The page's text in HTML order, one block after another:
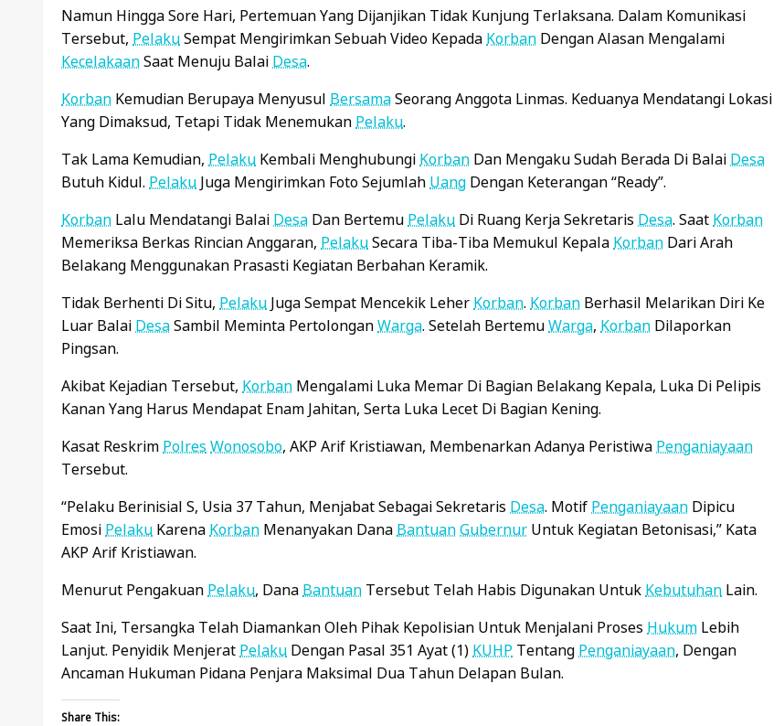
Namun Hingga Sore Hari, Pertemuan Yang Dijanjikan Tidak Kunjung Terlaksana. Dalam Komunikasi
Tersebut, PelakuSempat Mengirimkan Sebuah Video Kepada Korban Dengan Alasan Mengalami
KecelakaanSaat Menuju Balai Desa.
Korban Kemudian Berupaya Menyusul BersamaSeorang Anggota Linmas. Keduanya Mendatangi Lokasi
Yang Dimaksud, Tetapi Tidak Menemukan Pelaku.
Tak Lama Kemudian, Pelaku Kembali Menghubungi Korban Dan Mengaku Sudah Berada Di Balai Desa
Butuh Kidul. Pelaku Juga Mengirimkan Foto Sejumlah Uang Dengan Keterangan “ready”.
Korban Lalu Mendatangi Balai Desa Dan Bertemu Pelaku Di Ruang Kerja Sekretaris Desa. Saat Korban
Memeriksa Berkas Rincian Anggaran, PelakuSecara Tiba-Tiba Memukul Kepala Korban Dari Arah
Belakang Menggunakan Prasasti Kegiatan Berbahan Keramik.
Tidak Berhenti Di Situ, Pelaku Juga Sempat Mencekik Leher Korban. Korban Berhasil Melarikan Diri Ke
Luar Balai DesaSambil Meminta PertolonganWarga. Setelah BertemuWarga, Korban Dilaporkan
Pingsan.
Akibat Kejadian Tersebut, Korban Mengalami Luka Memar Di Bagian Belakang Kepala, Luka Di Pelipis
Kanan Yang Harus Mendapat Enam Jahitan, Serta Luka Lecet Di Bagian Kening.
Kasat Reskrim Polres Wonosobo, AKP Arif Kristiawan, Membenarkan Adanya Peristiwa Penganiayaan
Tersebut.
“Pelaku Berinisial S, Usia 37 Tahun, Menjabat Sebagai Sekretaris Desa. Motif Penganiayaan Dipicu
Emosi Pelaku Karena Korban Menanyakan Dana BantuanGubernur Untuk Kegiatan Betonisasi,” Kata
AKP Arif Kristiawan.
Menurut Pengakuan Pelaku, Dana Bantuan Tersebut Telah Habis Digunakan Untuk Kebutuhan Lain.
Saat Ini, Tersangka Telah Diamankan Oleh Pihak Kepolisian Untuk Menjalani Proses Hukum Lebih
Lanjut. Penyidik Menjerat Pelaku Dengan Pasal 351 Ayat (1) KUHP Tentang Penganiayaan, Dengan
Ancaman Hukuman Pidana Penjara Maksimal Dua Tahun Delapan Bulan.
Share This: